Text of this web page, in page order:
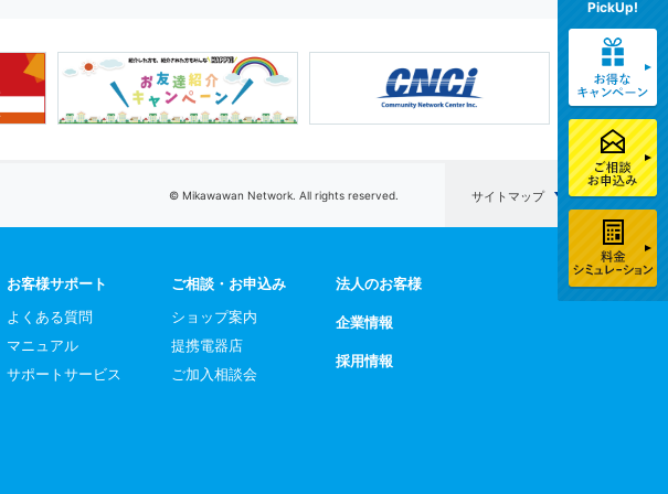
© Mikawawan Network. All rights reserved. サイトマップ
お客様サポート
よくある質問
マニュアル
サポートサービス
ご相談・お申込み
ショップ案内
提携電器店
ご加入相談会
法人のお客様
企業情報
採用情報
PickUp!